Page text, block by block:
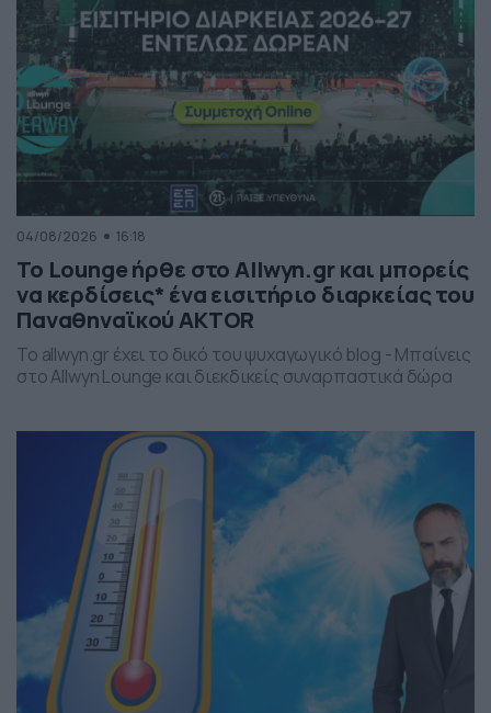
04/08/2026 16:18
Το Lounge ήρθε στο Allwyn.gr και μπορείς
να κερδίσεις* ένα εισιτήριο διαρκείας του
Παναθηναϊκού AKTOR
Το allwyn.gr έχει το δικό του ψυχαγωγικό blog - Μπαίνεις
στο Allwyn Lounge και διεκδικείς συναρπαστικά δώρα